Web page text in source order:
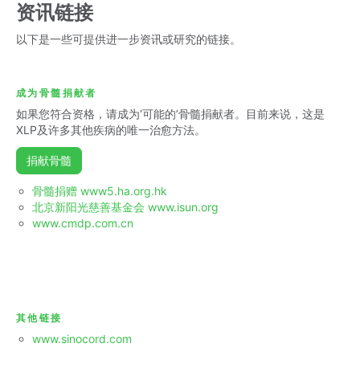
资讯链接
以下是一些可提供进一步资讯或研究的链接。
成为骨髓捐献者
如果您符合资格，请成为‘可能的’骨髓捐献者。目前来说，这是
XLP及许多其他疾病的唯一治愈方法。
捐献骨髓
骨髓捐赠 www5.ha.org.hk
北京新阳光慈善基金会 www.isun.org
www.cmdp.com.cn
其他链接
www.sinocord.com